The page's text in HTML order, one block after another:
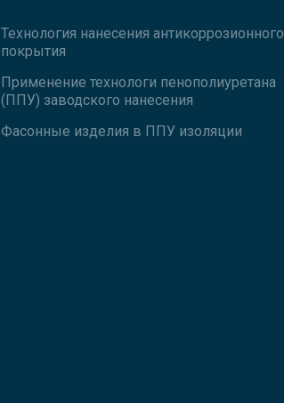
Технология нанесения антикоррозионного
покрытия
Применение технологи пенополиуретана
(ППУ) заводского нанесения
Фасонные изделия в ППУ изоляции